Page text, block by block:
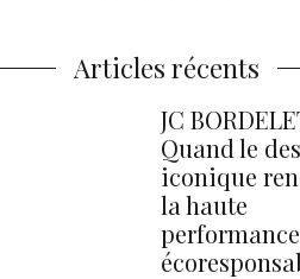
Articles récents
JC
Quand le
iconique
la haute
performance